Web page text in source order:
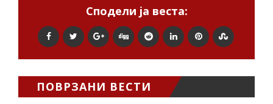
Сподели ја веста:
ПОВРЗАНИ ВЕСТИ